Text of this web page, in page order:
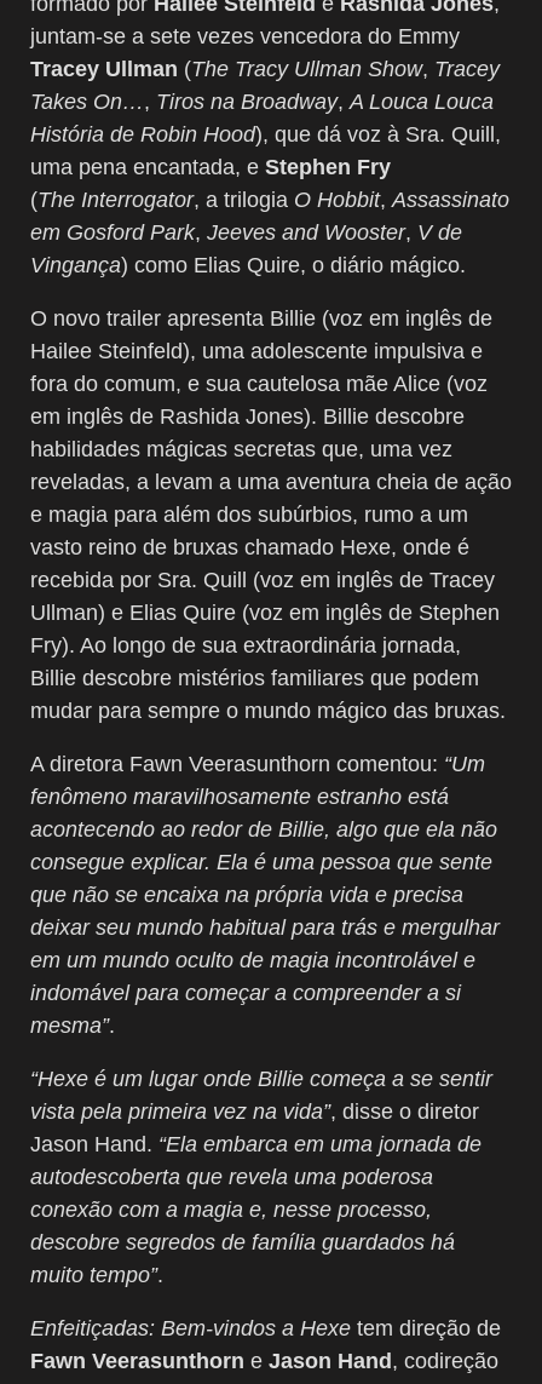
juntam-se a sete vezes vencedora do Emmy
Tracey Ullman (The Tracy Ullman Show, Tracey
Takes On… , Tiros na Broadway, A Louca Louca
História de Robin Hood), que dá voz à Sra. Quill,
uma pena encantada, e Stephen Fry
(The Interrogator, a trilogia O Hobbit, Assassinato
em Gosford Park, Jeeves and Wooster, V de
Vingança) como Elias Quire, o diário mágico.
O novo trailer apresenta Billie (voz em inglês de
Hailee Steinfeld), uma adolescente impulsiva e
fora do comum, e sua cautelosa mãe Alice (voz
em inglês de Rashida Jones). Billie descobre
habilidades mágicas secretas que, uma vez
reveladas, a levam a uma aventura cheia de ação
e magia para além dos subúrbios, rumo a um
vasto reino de bruxas chamado Hexe, onde é
recebida por Sra. Quill (voz em inglês de Tracey
Ullman) e Elias Quire (voz em inglês de Stephen
Fry). Ao longo de sua extraordinária jornada,
Billie descobre mistérios familiares que podem
mudar para sempre o mundo mágico das bruxas.
A diretora Fawn Veerasunthorn comentou: “Um
fenômeno maravilhosamente estranho está
acontecendo ao redor de Billie, algo que ela não
consegue explicar. Ela é uma pessoa que sente
que não se encaixa na própria vida e precisa
deixar seu mundo habitual para trás e mergulhar
em um mundo oculto de magia incontrolável e
indomável para começar a compreender a si
mesma”.
“Hexe é um lugar onde Billie começa a se sentir
vista pela primeira vez na vida”, disse o diretor
Jason Hand. “Ela embarca em uma jornada de
autodescoberta que revela uma poderosa
conexão com a magia e, nesse processo,
descobre segredos de família guardados há
muito tempo”.
Enfeitiçadas: Bem-vindos a Hexe tem direção de
Fawn Veerasunthorn e Jason Hand, codireção